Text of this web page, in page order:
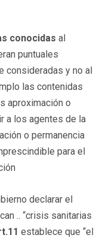
conocidas al
puntuales
consideradas y no al
las contenidas
aproximación o
a los agentes de la
o permanencia
para el
declarar el
.. “crisis sanitarias
establece que “el